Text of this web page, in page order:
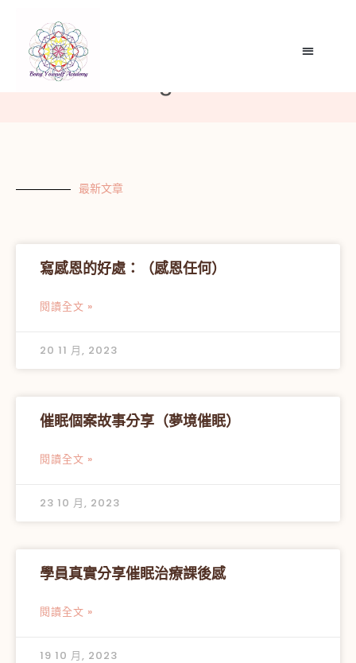
Noran Design
最新文章
寫感恩的好處：（感恩任何）
閱讀全文 »
20 11 月, 2023
催眠個案故事分享（夢境催眠）
閱讀全文 »
23 10 月, 2023
學員真實分享催眠治療課後感
閱讀全文 »
19 10 月, 2023